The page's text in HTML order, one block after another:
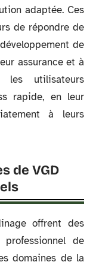
adaptée. Ces
de répondre de
de
assurance et à
les utilisateurs
rapide, en leur
à leurs
de VGD
offrent des
de
domaines de la